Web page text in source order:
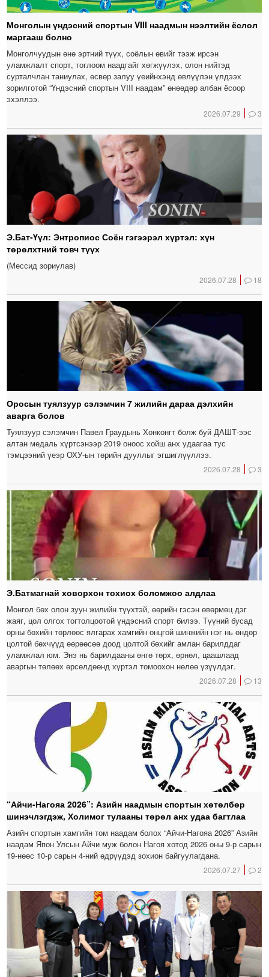
Монголын үндэсний спортын VIII наадмын нээлтийн ёслол
маргааш болно
Монголчуудын өнө эртний түүх, соёлын өвийг тээж ирсэн
уламжлалт спорт, тоглоом наадгайг хөгжүүлэх, олон нийтэд
сурталчлан таниулах, өсвөр залуу үеийнхэнд өвлүүлэн үлдээх
зорилготой “Үндэсний спортын VIII наадам” өнөөдөр албан ёсоор
эхэллээ.
2026.07.29 3
Э.Бат-Үүл: Энтропиос Соён гэгээрэл хүртэл: хүн
төрөлхтний товч түүх
(Мессид зориулав)
2026.07.28 18
Оросын туялзуур сэлэмчин 7 жилийн дараа дэлхийн
аварга болов
Туялзуур сэлэмчин Павел Граудынь Хонконгт болж буй ДАШТ-ээс
алтан медаль хүртсэнээр 2019 оноос хойш анх удаагаа тус
тэмцээний үеэр ОХУ-ын төрийн дууллыг эгшиглүүллээ.
2026.07.28 3
Э.Батмагнай ховорхон тохиох боломжоо алдлаа
Монгол бөх олон зуун жилийн түүхтэй, өөрийн гэсэн өвөрмөц дэг
жаяг, цол олгох тогтолцоотой үндэсний спорт билээ. Түүний бусад
орны бөхийн төрлөөс ялгарах хамгийн онцгой шинжийн нэг нь өндөр
цолтой бөхчүүд өөрөөсөө доод цолтой бөхийг амлан барилддаг
уламжлал юм. Энэ нь барилдааны өнгө төрх, өрнөл, цаашлаад
аваргын төлөөх өрсөлдөөнд хүртэл томоохон нөлөө үзүүлдэг.
2026.07.28 13
“Айчи-Нагояа 2026”: Азийн наадмын спортын хөтөлбөр
шинэчлэгдэж, Холимог тулааны төрөл анх удаа багтлаа
Азийн спортын хамгийн том наадам болох “Айчи-Нагояа 2026” Азийн
наадам Япон Улсын Айчи муж болон Нагоя хотод 2026 оны 9-р сарын
19-нөөс 10-р сарын 4-ний өдрүүдэд зохион байгуулагдана.
2026.07.27 2